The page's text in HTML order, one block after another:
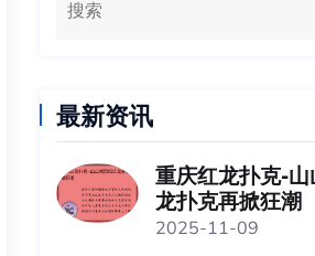
最新资讯
重庆红龙扑克-
龙扑克再掀狂潮
2025-11-09